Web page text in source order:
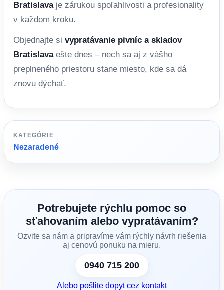
Bratislavaje zárukou spoľahlivosti a profesionality
v každom kroku.
Objednajte si vypratávanie pivníc a skladov
Bratislavaešte dnes – nech sa aj z vášho
preplneného priestoru stane miesto, kde sa dá
znovu dýchať.
KATEGÓRIE
Nezaradené
Potrebujete rýchlu pomoc so
sťahovaním alebo vypratávaním?
Ozvite sa nám a pripravíme vám rýchly návrh riešenia
aj cenovú ponuku na mieru.
0940 715 200
Alebo pošlite dopyt cez kontakt